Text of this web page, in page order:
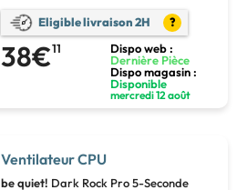
Eligible livraison 2H ?
38€11
Dispo web :
Dernière Pièce
Dispo magasin :
Disponible
mercredi 12 août
Ventilateur CPU
be quiet! Dark Rock Pro 5-Seconde